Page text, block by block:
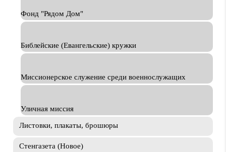
Фонд "Рядом Дом"
Библейские (Евангельские) кружки
Миссионерское служение среди военнослужащих
Уличная миссия
Листовки, плакаты, брошюры
Стенгазета (Новое)